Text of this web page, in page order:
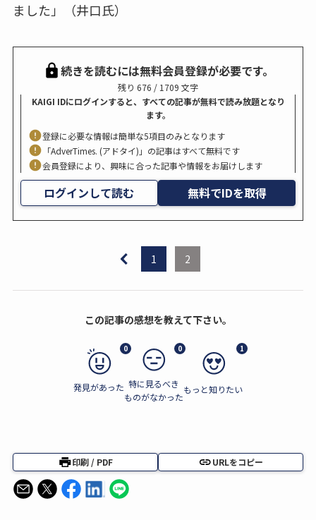
ました」（井口氏）
続きを読むには無料会員登録が必要です。
残り 676 / 1709 文字
KAIGI IDにログインすると、すべての記事が無料で読み放題となり
ます。
登録に必要な情報は簡単な5項目のみとなります
「AdverTimes. (アドタイ)」の記事はすべて無料です
会員登録により、興味に合った記事や情報をお届けします
ログインして読む 無料でIDを取得
1 2
この記事の感想を教えて下さい。
0
発見があった
0
特に見るべき
ものがなかった
1
もっと知りたい
印刷 / PDF URLをコピー